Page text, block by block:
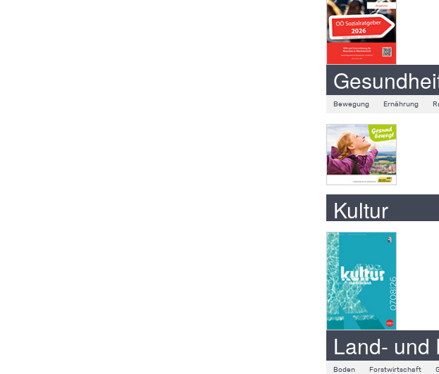
Bewegung Ernährung
Kultur
Land- und
Boden Forstwirtschaft